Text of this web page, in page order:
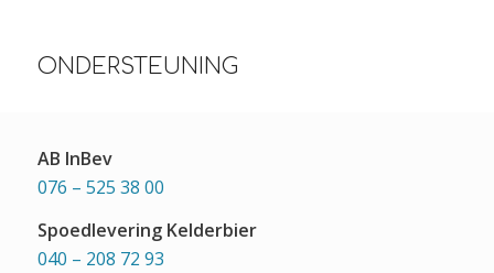
ONDERSTEUNING
AB InBev
076 – 525 38 00
Spoedlevering Kelderbier
040 – 208 72 93